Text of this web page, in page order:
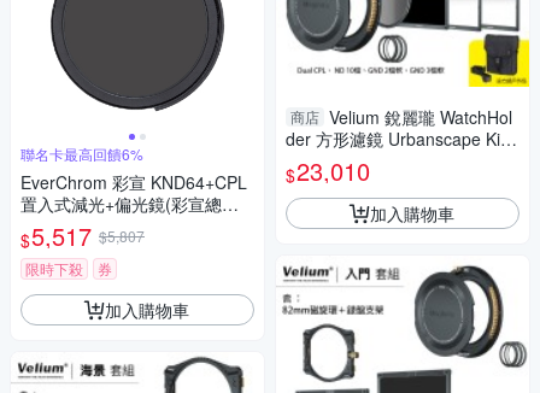
聯名卡最高回饋6%
EverChrom 彩宣 KND64+CPL
置入式減光+偏光鏡(彩宣總代
理)
$5,517 $5,807
限時下殺
券
加入購物車
商店 Velium 銳麗瓏 WatchHol
der 方形濾鏡 Urbanscape Kit
城市套組 含82mm磁旋環+錶盤
支架
$23,010
加入購物車